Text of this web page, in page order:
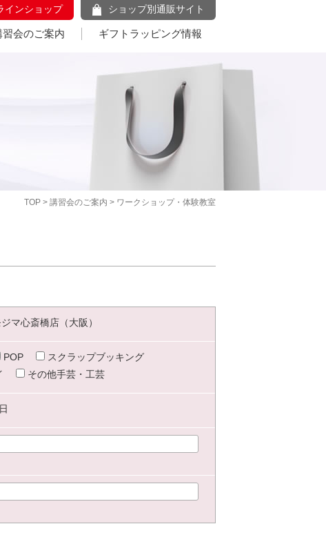
インショップ ショップ別通販サイト
習会のご案内 ギフトラッピング情報
TOP > 講習会のご案内 > ワークショップ・体験教室
マ心斎橋店（大阪）
POP
スクラップブッキング
その他手芸・工芸